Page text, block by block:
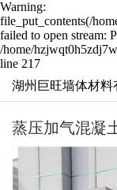
Warning:
file_put_contents(/
failed to open stream:
/home/
line 217
湖州巨旺墙体材料
蒸压加气混凝